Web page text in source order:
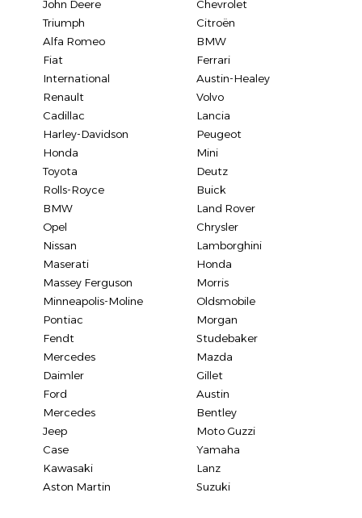
John Deere
Chevrolet
Triumph
Citroën
Alfa Romeo
BMW
Fiat
Ferrari
International
Austin-Healey
Renault
Volvo
Cadillac
Lancia
Harley-Davidson
Peugeot
Honda
Mini
Toyota
Deutz
Rolls-Royce
Buick
BMW
Land Rover
Opel
Chrysler
Nissan
Lamborghini
Maserati
Honda
Massey Ferguson
Morris
Minneapolis-Moline
Oldsmobile
Pontiac
Morgan
Fendt
Studebaker
Mercedes
Mazda
Daimler
Gillet
Ford
Austin
Mercedes
Bentley
Jeep
Moto Guzzi
Case
Yamaha
Kawasaki
Lanz
Aston Martin
Suzuki